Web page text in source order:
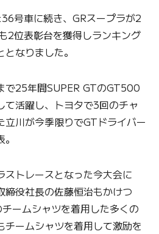
号車に続き、GRスープラが2
2位表彰台を獲得しランキング
なりました。
で25年間SUPER GTのGT500
て活躍し、トヨタで3回のチャ
立川が今季限りでGTドライバー
トレースとなった今大会に
締役社長の佐藤恒治もかけつ
ームシャツを着用した多くの
チームシャツを着用して激励を